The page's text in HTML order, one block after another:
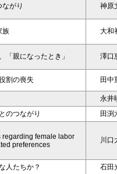
がり 神原
族 大和
「親になったとき」 澤口
割の喪失 田中
永井
のつながり
田渕
regarding female labor
preferences
川口
人たちか？
石田